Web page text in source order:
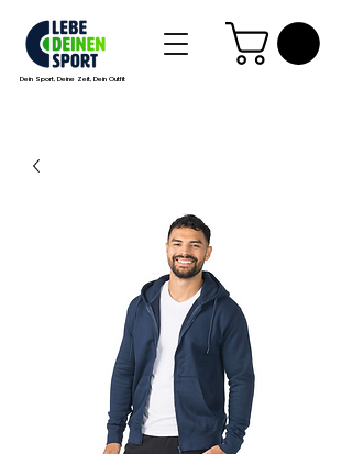
Dein Sport, Deine Zeit, Dein Outfit